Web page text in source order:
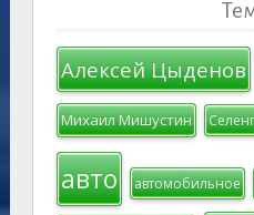
Алексей Цыденов
Михаил Мишустин
авто автомобильное